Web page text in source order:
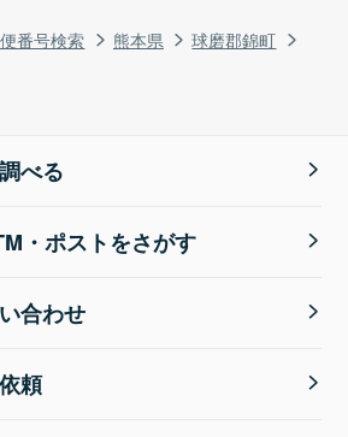
番号検索 熊本県
球磨郡錦町
べる
・ポストをさがす
合わせ
頼